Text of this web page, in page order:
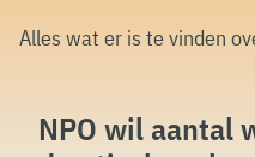
Alles wat er is te vinden
NPO wil aantal